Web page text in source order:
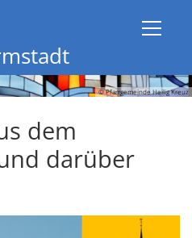
© Pfarrgemeinde Heilig Kreuz
dem
darüber